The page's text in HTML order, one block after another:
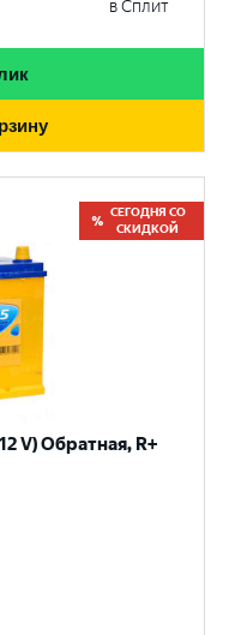
в Сплит
СЕГОДНЯ СО
СКИДКОЙ
V) Обратная, R+